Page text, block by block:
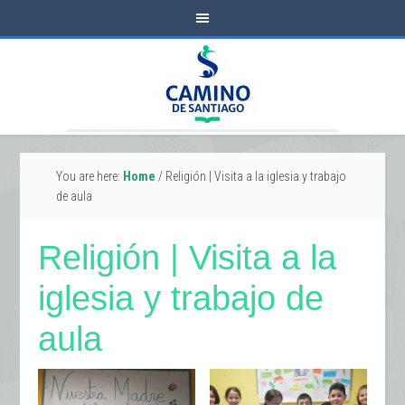
You are here: Home / Religión | Visita a la iglesia y trabajo
de aula
Religión | Visita a la
iglesia y trabajo de
aula